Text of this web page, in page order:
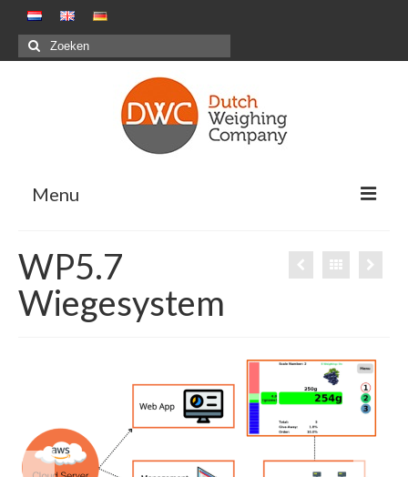
Menu
Positieve weegsystemen – Pakstations G&F
Negatieve weegsystemen – Maaltijdensector
Maatwerkprojecten
DWC-CS – Telsysteem
Weegsystemen
WP5.7
Wiegesystem